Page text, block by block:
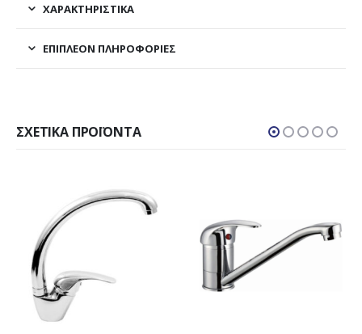
ΧΑΡΑΚΤΗΡΙΣΤΙΚΑ
ΕΠΙΠΛΈΟΝ ΠΛΗΡΟΦΟΡΊΕΣ
ΣΧΕΤΙΚΆ ΠΡΟΪΌΝΤΑ